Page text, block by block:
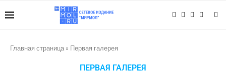
Главная страница » Первая галерея
ПЕРВАЯ ГАЛЕРЕЯ